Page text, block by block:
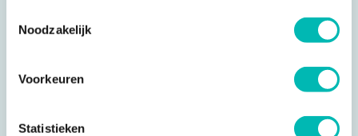
Noodzakelijk
Voorkeuren
Statistieken